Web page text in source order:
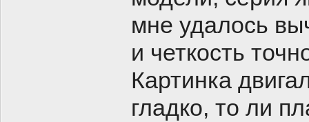
мне удалось
и четкость
Картинка
гладко, то ли